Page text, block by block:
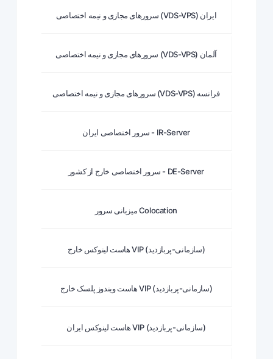
سرورهای مجازی و نیمه اختصاصی (VDS-VPS) ایران
سرورهای مجازی و نیمه اختصاصی (VDS-VPS) آلمان
سرورهای مجازی و نیمه اختصاصی (VDS-VPS) فرانسه
سرور اختصاصی ایران - IR-Server
سرور اختصاصی خارج از کشور - DE-Server
میزبانی سرور Colocation
هاست لینوکس خارج VIP (سازمانی-پربازدید)
هاست ویندوز پلسک خارج VIP (سازمانی-پربازدید)
هاست لینوکس ایران VIP (سازمانی-پربازدید)